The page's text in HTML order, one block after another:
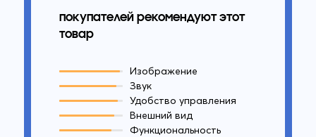
покупателей рекомендуют этот
товар
Изображение
Звук
Удобство управления
Внешний вид
Функциональность